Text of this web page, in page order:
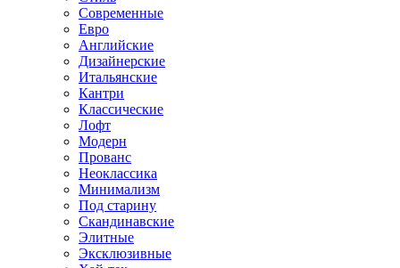
Современные
Евро
Английские
Дизайнерские
Итальянские
Кантри
Классические
Лофт
Модерн
Прованс
Неоклассика
Минимализм
Под старину
Скандинавские
Элитные
Эксклюзивные